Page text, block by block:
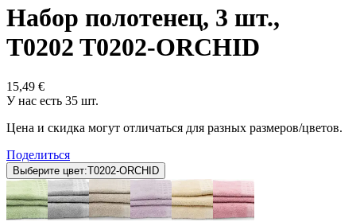
Набор полотенец, 3 шт.,
T0202 T0202-ORCHID
15,49 €
У нас есть 35 шт.
Цена и скидка могут отличаться для разных размеров/цветов.
Поделиться
Выберите цвет:T0202-ORCHID